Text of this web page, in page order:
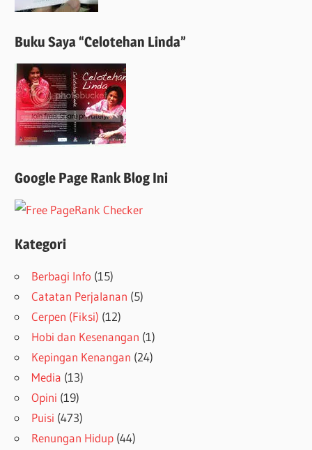
Buku Saya “Celotehan Linda”
Google Page Rank Blog Ini
Kategori
Berbagi Info (15)
Catatan Perjalanan (5)
Cerpen (Fiksi) (12)
Hobi dan Kesenangan (1)
Kepingan Kenangan (24)
Media (13)
Opini (19)
Puisi (473)
Renungan Hidup (44)